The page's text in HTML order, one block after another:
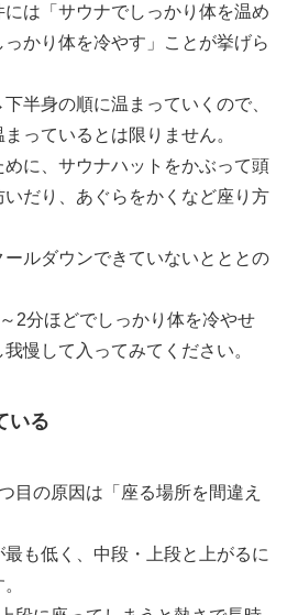
は「サウナでしっかり体を温め
かり体を冷やす」ことが挙げら
半身の順に温まっていくので、
っているとは限りません。
に、サウナハットをかぶって頭
だり、あぐらをかくなど座り方
ルダウンできていないとととの
2分ほどでしっかり体を冷やせ
慢して入ってみてください。
いる
目の原因は「座る場所を間違え
も低く、中段・上段と上がるに